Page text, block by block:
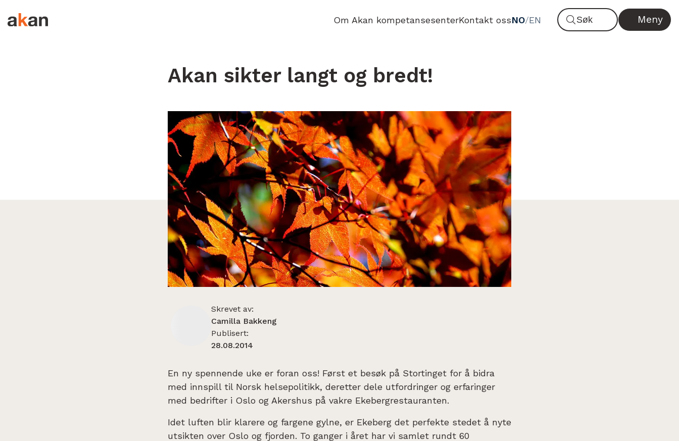
Hopp til innhold Om Akan kompetansesenterKontakt ossNO/EN Meny
Akan sikter langt og bredt!
Skrevet av:
Camilla Bakkeng
Publisert:
28.08.2014
En ny spennende uke er foran oss! Først et besøk på Stortinget for å bidra
med innspill til Norsk helsepolitikk, deretter dele utfordringer og erfaringer
med bedrifter i Oslo og Akershus på vakre Ekebergrestauranten.
Idet luften blir klarere og fargene gylne, er Ekeberg det perfekte stedet å nyte
utsikten over Oslo og fjorden. To ganger i året har vi samlet rundt 60